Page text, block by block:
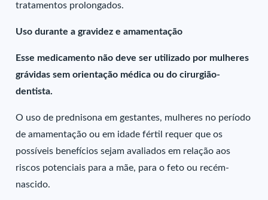
tratamentos prolongados.
Uso durante a gravidez e amamentação
Esse medicamento não deve ser utilizado por mulheres
grávidas sem orientação médica ou do cirurgião-
dentista.
O uso de prednisona em gestantes, mulheres no período
de amamentação ou em idade fértil requer que os
possíveis benefícios sejam avaliados em relação aos
riscos potenciais para a mãe, para o feto ou recém-
nascido.